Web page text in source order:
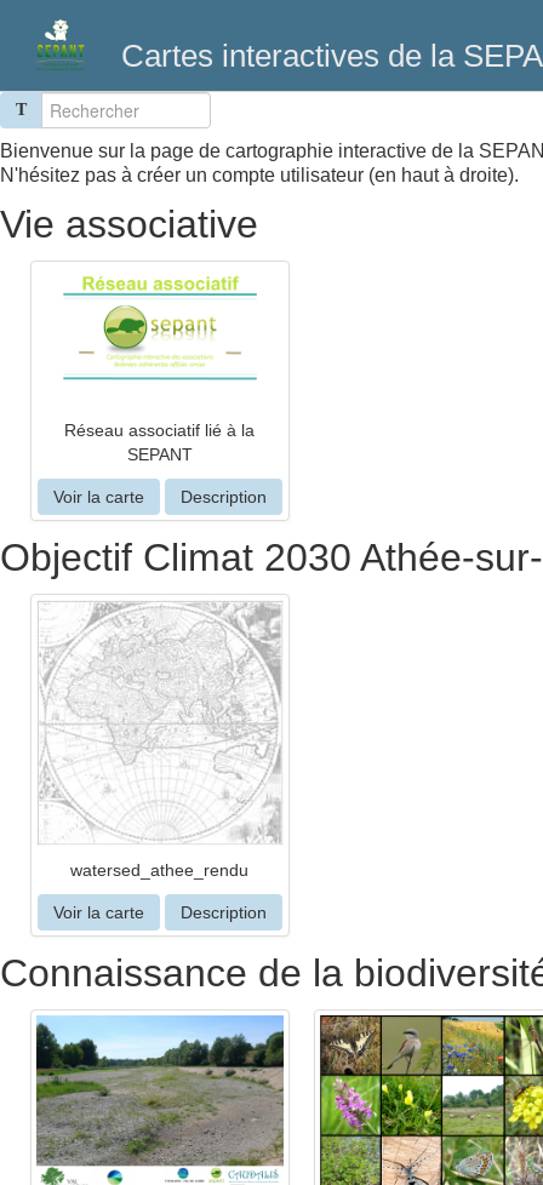
Cartes interactives de la
T
Bienvenue sur la page de cartographie interactive de la
N'hésitez pas à créer un compte utilisateur (en haut à droite).
Vie associative
Réseau associatif lié à la
SEPANT
Voir la carte Description
Objectif Climat 2030 Athée-
watersed_athee_rendu
Voir la carte Description
Connaissance de la